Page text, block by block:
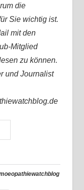
die
Sie wichtig ist.
mit den
Mitglied
zu können.
und Journalist